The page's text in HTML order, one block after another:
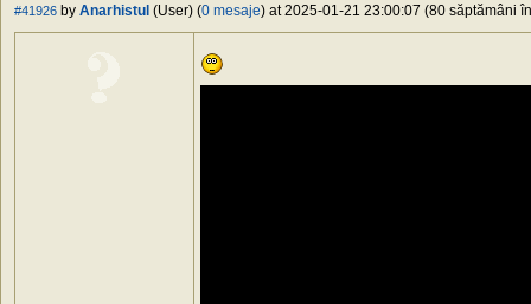
#41926 by Anarhistul (User) (0 mesaje) at 2025-01-21 23:00:07 (80 săptămâni